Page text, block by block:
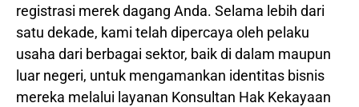
registrasi merek dagang Anda. Selama lebih dari
satu dekade, kami telah dipercaya oleh pelaku
usaha dari berbagai sektor, baik di dalam maupun
luar negeri, untuk mengamankan identitas bisnis
mereka melalui layanan Konsultan Hak Kekayaan